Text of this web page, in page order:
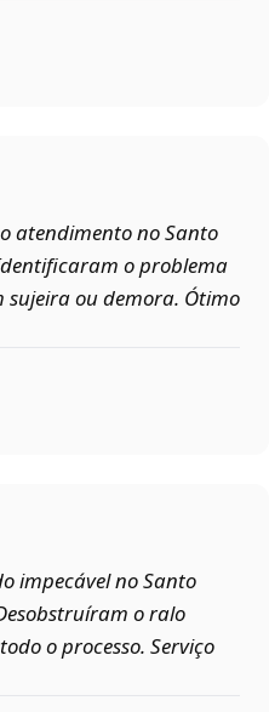
atendimento no Santo
o problema
sujeira ou demora. Ótimo
impecável no Santo
o ralo
o processo. Serviço